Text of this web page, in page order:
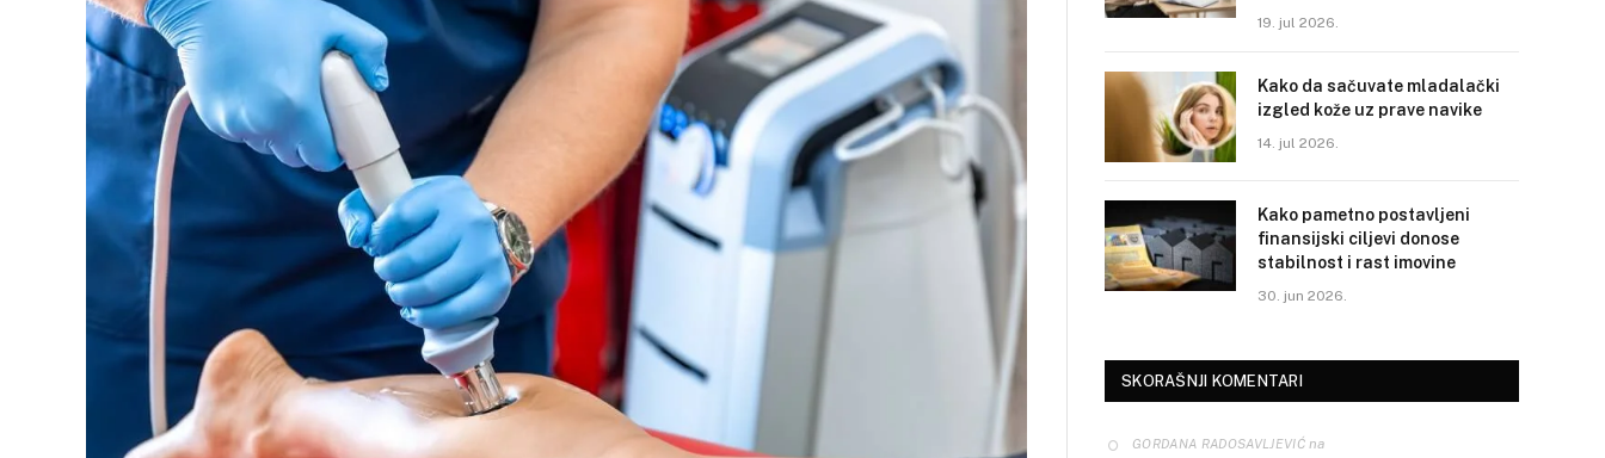
19. jul 2026.
Kako da sačuvate mladalački
izgled kože uz prave navike
14. jul 2026.
Kako pametno postavljeni
finansijski ciljevi donose
stabilnost i rast imovine
30. jun 2026.
SKORAŠNJI KOMENTARI
GORDANA RADOSAVLJEVIĆna